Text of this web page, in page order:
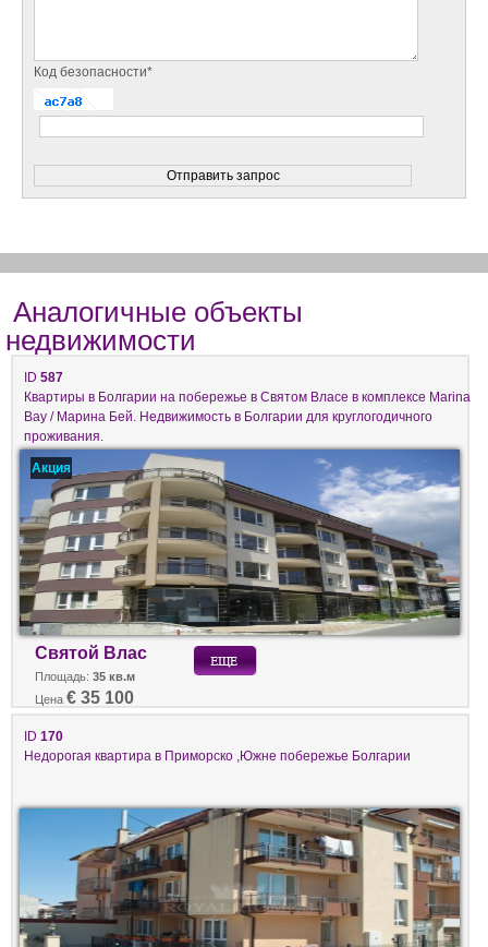
Код безопасности*
Аналогичные объекты
недвижимости
ID 587
Квартиры в Болгарии на побережье в Святом Власе в комплексе Marina
Bay / Марина Бей. Недвижимость в Болгарии для круглогодичного
проживания.
Акция
Святой Влас
Площадь: 35 кв.м
Цена € 35 100
ID 170
Недорогая квартира в Приморско ,Южне побережье Болгарии